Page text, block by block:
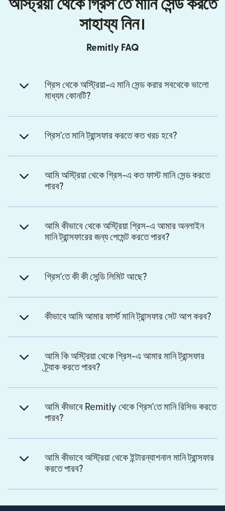
অস্ট্রিয়া থেকে গ্রিস'তে মানি সেন্ড করতে
সাহায্য নিন।
Remitly FAQ
গ্রিস থেকে অস্ট্রিয়া-এ মানি সেন্ড করার সবথেকে ভালো
মাধ্যম কোনটি?
গ্রিস'তে মানি ট্রান্সফার করতে কত খরচ হবে?
আমি অস্ট্রিয়া থেকে গ্রিস-এ কত ফাস্ট মানি সেন্ড করতে
পারব?
আমি কীভাবে থেকে অস্ট্রিয়া গ্রিস-এ আমার অনলাইন
মানি ট্রান্সফারের জন্য পেমেন্ট করতে পারব?
গ্রিস'তে কী কী সেন্ডি লিমিট আছে?
কীভাবে আমি আমার ফার্স্ট মানি ট্রান্সফার সেট আপ করব?
আমি কি অস্ট্রিয়া থেকে গ্রিস-এ আমার মানি ট্রান্সফার
ট্র্যাক করতে পারব?
আমি কীভাবে Remitly থেকে গ্রিস'তে মানি রিসিভ করতে
পারব?
আমি কীভাবে অস্ট্রিয়া থেকে ইন্টারন্যাশনাল মানি ট্রান্সফার
করতে পারব?